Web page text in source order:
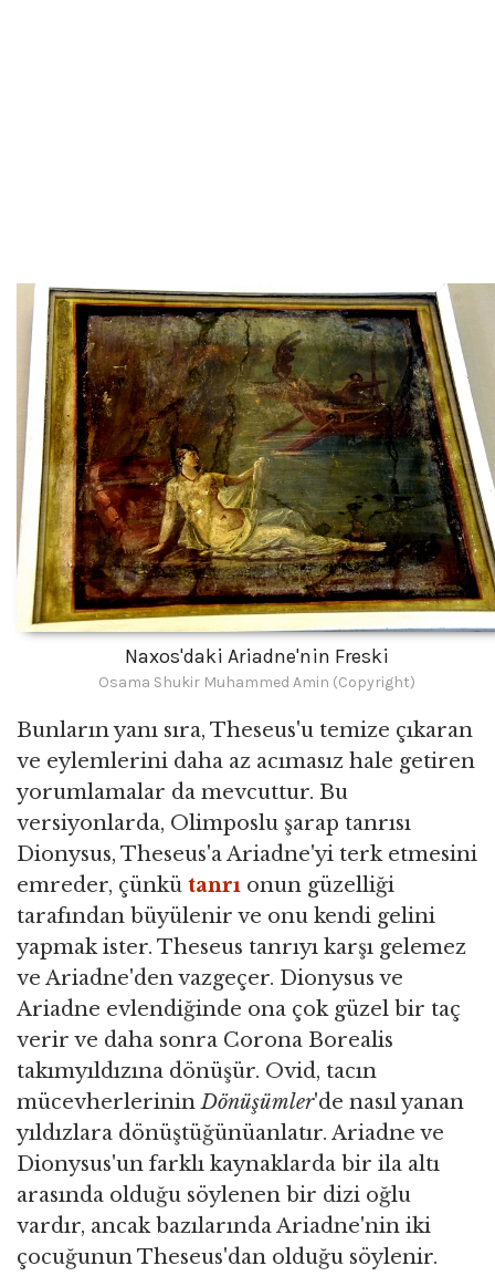
Naxos'daki Ariadne'nin Freski
Osama Shukir Muhammed Amin (Copyright)
Bunların yanı sıra, Theseus'u temize çıkaran
ve eylemlerini daha az acımasız hale getiren
yorumlamalar da mevcuttur. Bu
versiyonlarda, Olimposlu şarap tanrısı
Dionysus, Theseus'a Ariadne'yi terk etmesini
emreder, çünkü tanrı onun güzelliği
tarafından büyülenir ve onu kendi gelini
yapmak ister. Theseus tanrıyı karşı gelemez
ve Ariadne'den vazgeçer. Dionysus ve
Ariadne evlendiğinde ona çok güzel bir taç
verir ve daha sonra Corona Borealis
takımyıldızına dönüşür. Ovid, tacın
mücevherlerininDönüşümler'de nasıl yanan
yıldızlara dönüştüğünüanlatır. Ariadne ve
Dionysus'un farklı kaynaklarda bir ila altı
arasında olduğu söylenen bir dizi oğlu
vardır, ancak bazılarında Ariadne'nin iki
çocuğunun Theseus'dan olduğu söylenir.